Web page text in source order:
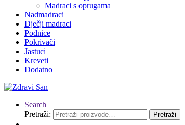
Madraci s oprugama
Nadmadraci
Dječji madraci
Podnice
Pokrivači
Jastuci
Kreveti
Dodatno
Search
Pretraži:
Pretraži